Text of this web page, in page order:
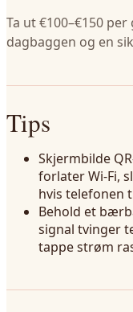
Ta ut €100–€150
dagbaggen og en
Tips
Skjermbilde
forlater Wi-Fi,
hvis telefonen
Behold et
signal tvinger
tappe strøm